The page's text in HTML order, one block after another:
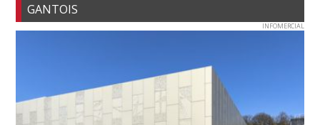
GANTOIS
INFOMERCIAL